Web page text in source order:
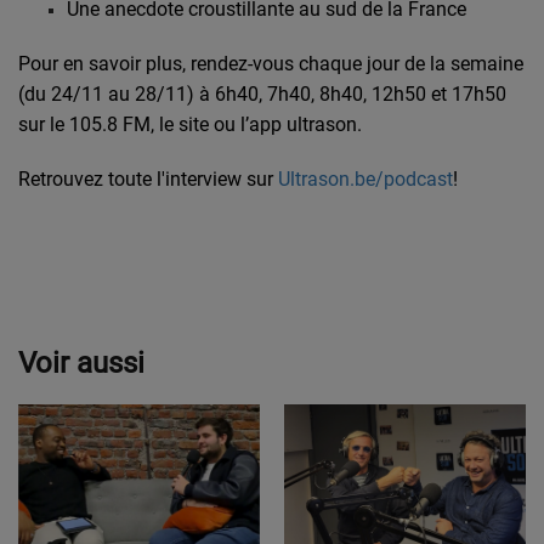
Une anecdote croustillante au sud de la France
Pour en savoir plus, rendez-vous chaque jour de la semaine
(du 24/11 au 28/11) à 6h40, 7h40, 8h40, 12h50 et 17h50
sur le 105.8 FM, le site ou l’app ultrason.
Retrouvez toute l'interview sur Ultrason.be/podcast!
Voir aussi